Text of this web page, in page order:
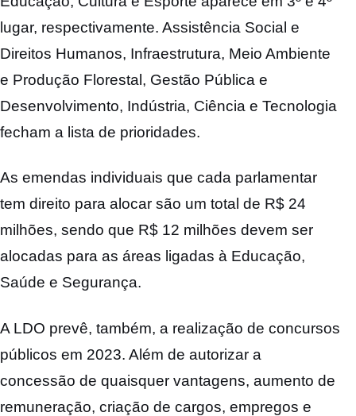
lugar, respectivamente. Assistência Social e
Direitos Humanos, Infraestrutura, Meio Ambiente
e Produção Florestal, Gestão Pública e
Desenvolvimento, Indústria, Ciência e Tecnologia
fecham a lista de prioridades.
As emendas individuais que cada parlamentar
tem direito para alocar são um total de R$ 24
milhões, sendo que R$ 12 milhões devem ser
alocadas para as áreas ligadas à Educação,
Saúde e Segurança.
A LDO prevê, também, a realização de concursos
públicos em 2023. Além de autorizar a
concessão de quaisquer vantagens, aumento de
remuneração, criação de cargos, empregos e